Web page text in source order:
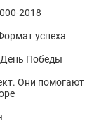
2018
успеха
Победы
Они помогают